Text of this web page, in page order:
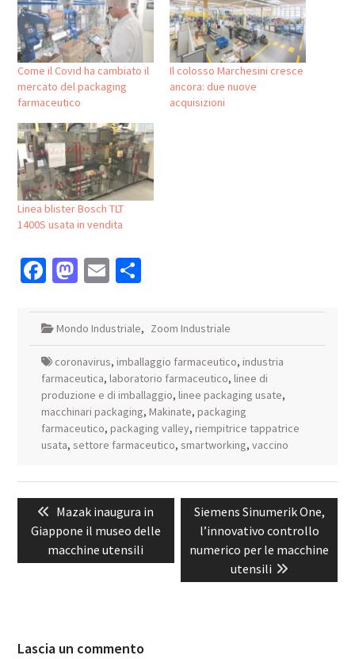
Come il Covid ha cambiato il
mercato del packaging
farmaceutico
Il colosso Marchesini cresce
ancora: due nuove
acquisizioni
Linea blister Bosch TLT
1400S usata in vendita
Facebook
Mastodon
EmailCondividi
Mondo Industriale, Zoom Industriale
coronavirus, imballaggio farmaceutico, industria
farmaceutica, laboratorio farmaceutico, linee di
produzione e di imballaggio, linee packaging usate,
macchinari packaging, Makinate, packaging
farmaceutico, packaging valley, riempitrice tappatrice
usata, settore farmaceutico, smartworking, vaccino
Navigazione
articoliPrevious
post:
Mazak inaugura in
Giappone il museo delle
macchine utensili
Next
post:
Siemens Sinumerik One,
l’innovativo controllo
numerico per le macchine
utensili
Lascia un commento